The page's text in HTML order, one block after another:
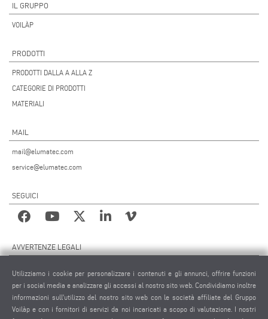
IL GRUPPO
VOILÀP
PRODOTTI
PRODOTTI DALLA A ALLA Z
CATEGORIE DI PRODOTTI
MATERIALI
MAIL
mail@elumatec.com
service@elumatec.com
SEGUICI
AVVERTENZE LEGALI
MATERIALE GRAFICO
PROTEZIONE DEI DATI
PROTEZIONE DEI DATI INTERNAZIONALE
Utilizziamo i cookie per personalizzare i contenuti e gli annunci, offrire funzioni
per i social media e analizzare gli accessi al nostro sito web. Condividiamo inoltre
informazioni sull'utilizzo del nostro sito web con le società affiliate del Gruppo
Voilàp e con i fornitori di servizi da noi incaricati a scopo di valutazione. I nostri